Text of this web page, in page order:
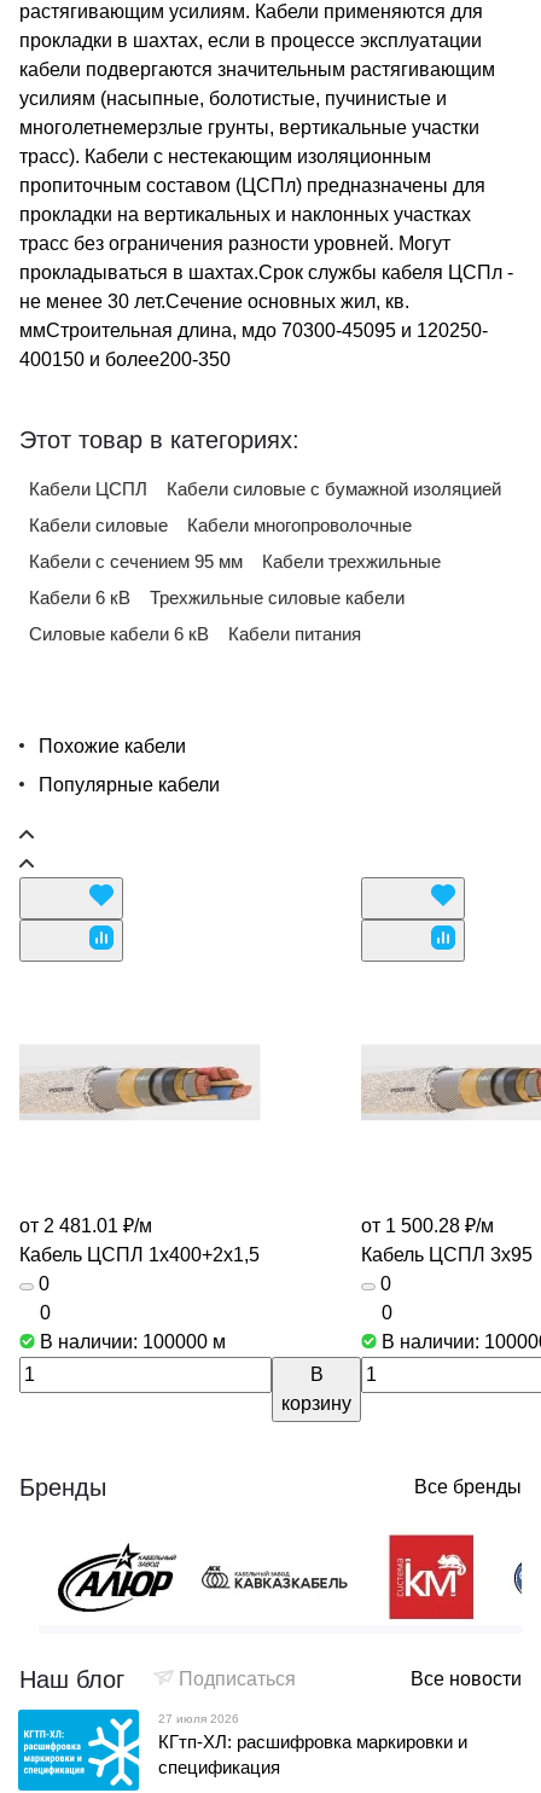
растягивающим усилиям. Кабели применяются для
прокладки в шахтах, если в процессе эксплуатации
кабели подвергаются значительным растягивающим
усилиям (насыпные, болотистые, пучинистые и
многолетнемерзлые грунты, вертикальные участки
трасс). Кабели с нестекающим изоляционным
пропиточным составом (ЦСПл) предназначены для
прокладки на вертикальных и наклонных участках
трасс без ограничения разности уровней. Могут
прокладываться в шахтах.Срок службы кабеля ЦСПл -
не менее 30 лет.Сечение основных жил, кв.
ммСтроительная длина, мдо 70300-45095 и 120250-
400150 и более200-350
Этот товар в категориях:
Кабели ЦСПЛ
Кабели силовые с бумажной изоляцией
Кабели силовые
Кабели многопроволочные
Кабели с сечением 95 мм
Кабели трехжильные
Кабели 6 кВ
Трехжильные силовые кабели
Силовые кабели 6 кВ
Кабели питания
Похожие кабели
Популярные кабели
от 2 481.01 ₽/м
Кабель ЦСПЛ 1х400+2х1,5
0
0
В наличии: 100000 м
В
корзину
от 1 500.28 ₽/м
Кабель ЦСПЛ 3х95
0
0
В наличии:
Бренды Все бренды
Наш блог Подписаться Все новости
27 июля 2026
КГтп-ХЛ: расшифровка маркировки и
спецификация